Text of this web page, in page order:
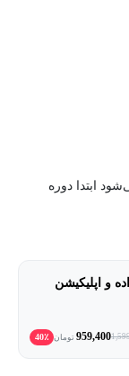
ابتدا دوره
و اپلیکیشن
959,400 تومان 40٪